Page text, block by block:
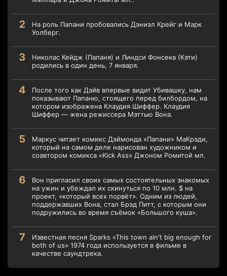
На роль Папани пробовались Дэниэл Крейг и Марк
Уолберг.
Николас Кейдж (Папаня) и Линдси Фонсека (Кэти)
родились в один день, 7 января.
После того как Дэйв впервые видит Убивашку, нам
показывают Папаню, стоящего перед билбордом, на
котором изображена Клаудия Шиффер. Клаудия
Шиффер — жена режиссера Мэттью Вона.
Маркус читает комикс Дэймонда «Папани» МаКрэди,
который на самом деле нарисован художником и
соавтором комикса «Kick Ass» Джоном Ромитой мл.
Вон пригласил своих самых состоятельных знакомых
на ужин и убеждал их скинуться по 10 млн. $ на
проект, «который всех порвёт». Одним из людей,
поддержавших Вона, стал Брэд Питт, с которым они
подружились во время съёмок «Большого куша».
Известная песня Sparks «This town ain't big enough for
both of us» 1974 года используется в фильме в
качестве саундтрека.